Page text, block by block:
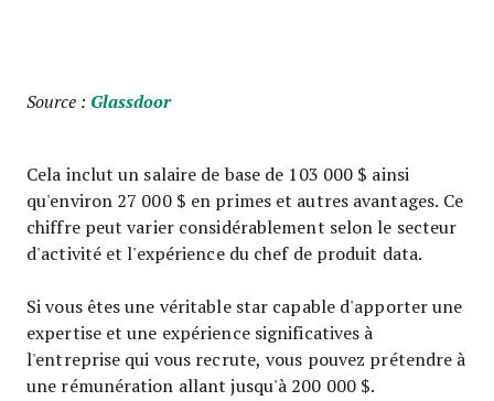
Source : Glassdoor
Cela inclut un salaire de base de 103 000 $ ainsi
qu'environ 27 000 $ en primes et autres avantages. Ce
chiffre peut varier considérablement selon le secteur
d'activité et l'expérience du chef de produit data.
Si vous êtes une véritable star capable d'apporter une
expertise et une expérience significatives à
l'entreprise qui vous recrute, vous pouvez prétendre à
une rémunération allant jusqu'à 200 000 $.